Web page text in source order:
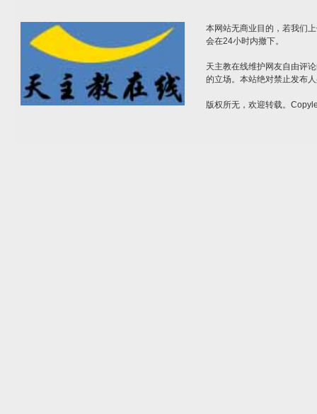
本网站无商业目的，若我们
会在24小时内撤下。
天主教在线维护网友自由评
的立场。本站绝对禁止发布
版权所无，欢迎转载。